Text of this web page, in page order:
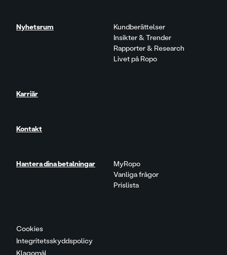
Cookies
Integritetsskyddspolicy
Klagomål
Nyhetsrum
Kundberättelser
Insikter & Trender
Rapporter & Research
Livet på Ropo
Karriär
Kontakt
Hantera dina betalningar
MyRopo
Vanliga frågor
Prislista